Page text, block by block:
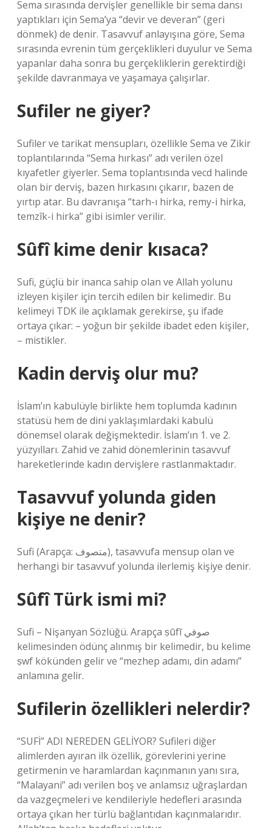
Sema sırasında dervişler genellikle bir sema dansı
yaptıkları için Sema’ya “devir ve deveran” (geri
dönmek) de denir. Tasavvuf anlayışına göre, Sema
sırasında evrenin tüm gerçeklikleri duyulur ve Sema
yapanlar daha sonra bu gerçekliklerin gerektirdiği
şekilde davranmaya ve yaşamaya çalışırlar.
Sufiler ne giyer?
Sufiler ve tarikat mensupları, özellikle Sema ve Zikir
toplantılarında “Sema hırkası” adı verilen özel
kıyafetler giyerler. Sema toplantısında vecd halinde
olan bir derviş, bazen hırkasını çıkarır, bazen de
yırtıp atar. Bu davranışa “tarh-ı hirka, remy-i hirka,
temzîk-i hirka” gibi isimler verilir.
Sûfî kime denir kısaca?
Sufi, güçlü bir inanca sahip olan ve Allah yolunu
izleyen kişiler için tercih edilen bir kelimedir. Bu
kelimeyi TDK ile açıklamak gerekirse, şu ifade
ortaya çıkar: – yoğun bir şekilde ibadet eden kişiler,
– mistikler.
Kadin derviş olur mu?
İslam’ın kabulüyle birlikte hem toplumda kadının
statüsü hem de dini yaklaşımlardaki kabulü
dönemsel olarak değişmektedir. İslam’ın 1. ve 2.
yüzyılları. Zahid ve zahid dönemlerinin tasavvuf
hareketlerinde kadın dervişlere rastlanmaktadır.
Tasavvuf yolunda giden
kişiye ne denir?
Sufi (Arapça: متصوف), tasavvufa mensup olan ve
herhangi bir tasavvuf yolunda ilerlemiş kişiye denir.
Sûfî Türk ismi mi?
Sufi – Nişanyan Sözlüğü. Arapça ṣūfī صوفي
kelimesinden ödünç alınmış bir kelimedir, bu kelime
ṣwf kökünden gelir ve “mezhep adamı, din adamı”
anlamına gelir.
Sufilerin özellikleri nelerdir?
“SUFİ” ADI NEREDEN GELİYOR? Sufileri diğer
alimlerden ayıran ilk özellik, görevlerini yerine
getirmenin ve haramlardan kaçınmanın yanı sıra,
“Malayani” adı verilen boş ve anlamsız uğraşlardan
da vazgeçmeleri ve kendileriyle hedefleri arasında
ortaya çıkan her türlü bağlantıdan kaçınmalarıdır.